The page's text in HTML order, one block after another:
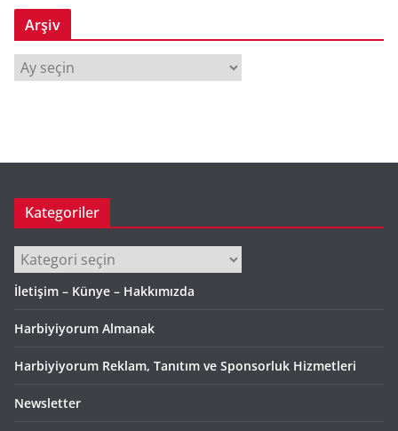
Arşiv
r
Kategoriler
Kategoriler
İletişim – Künye – Hakkımızda
Harbiyiyorum Almanak
Harbiyiyorum Reklam, Tanıtım ve Sponsorluk Hizmetleri
Newsletter